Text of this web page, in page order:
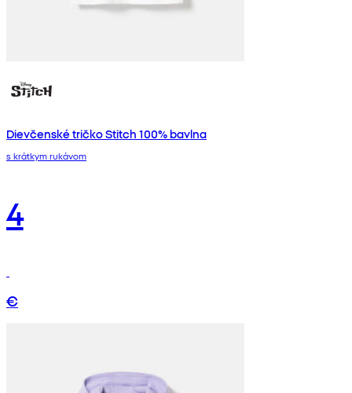
Dievčenské tričko Stitch 100% bavlna
s krátkym rukávom
4
€